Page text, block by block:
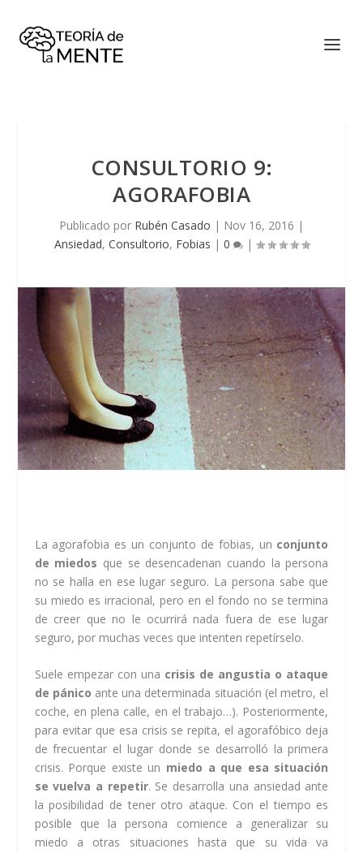
CONSULTORIO 9:
AGORAFOBIA
Publicado por Rubén Casado | Nov 16, 2016 |
Ansiedad, Consultorio, Fobias | 0 |
La agorafobia es un conjunto de fobias, un conjunto
de miedos que se desencadenan cuando la persona
no se halla en ese lugar seguro. La persona sabe que
su miedo es irracional, pero en el fondo no se termina
de creer que no le ocurrirá nada fuera de ese lugar
seguro, por muchas veces que intenten repetírselo.
Suele empezar con una crisis de angustia o ataque
de pánico ante una determinada situación (el metro, el
coche, en plena calle, en el trabajo…). Posteriormente,
para evitar que esa crisis se repita, el agorafóbico deja
de frecuentar el lugar donde se desarrolló la primera
crisis. Porque existe un miedo a que esa situación
se vuelva a repetir. Se desarrolla una ansiedad ante
la posibilidad de tener otro ataque. Con el tiempo es
posible que la persona comience a generalizar su
miedo a otras situaciones hasta que su vida va